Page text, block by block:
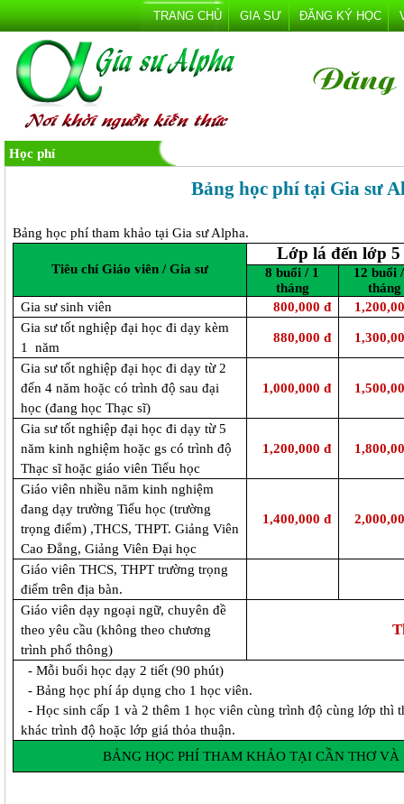
TRANG CHỦ GIA SƯ ĐĂNG KÝ HỌC
Học phí
Bảng học phí tại Gia sư
Bảng học phí tham khảo tại Gia sư Alpha.
Tiêu chí Giáo viên / Gia sư
Lớp lá đến lớp 5
8 buổi / 1
tháng
12 buổi
tháng
Gia sư sinh viên
800,000 đ
Gia sư tốt nghiệp đại học đi dạy kèm
1 năm
880,000 đ
Gia sư tốt nghiệp đại học đi dạy từ 2
đến 4 năm hoặc có trình độ sau đại
học (đang học Thạc sĩ)
1,000,000 đ
Gia sư tốt nghiệp đại học đi dạy từ 5
năm kinh nghiệm hoặc gs có trình độ
Thạc sĩ hoặc giáo viên Tiểu học
1,200,000 đ
Giáo viên nhiều năm kinh nghiệm
đang dạy trường Tiểu học (trường
trọng điểm),THCS, THPT. Giảng Viên
Cao Đẳng, Giảng Viên Đại học
1,400,000 đ
Giáo viên THCS, THPT trường trọng
điểm trên địa bàn.
Giáo viên dạy ngoại ngữ, chuyên đề
theo yêu cầu (không theo chương
trình phổ thông)
Mỗi buổi học dạy 2 tiết (90 phút)
Bảng học phí áp dụng cho 1 học viên.
Học sinh cấp 1 và 2 thêm 1 học viên cùng trình độ cùng lớp thì
khác trình độ hoặc lớp giá thỏa thuận.
BẢNG HỌC PHÍ THAM KHẢO TẠI CẦN THƠ